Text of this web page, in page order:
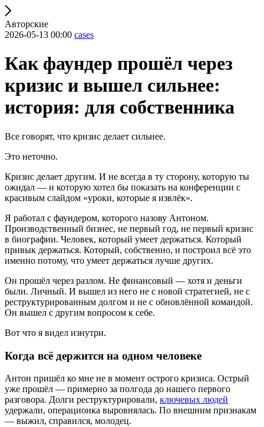
Авторские
2026-05-13 00:00 cases
Как фаундер прошёл через
кризис и вышел сильнее:
история: для собственника
Все говорят, что кризис делает сильнее.
Это неточно.
Кризис делает другим. И не всегда в ту сторону, которую ты
ожидал — и которую хотел бы показать на конференции с
красивым слайдом «уроки, которые я извлёк».
Я работал с фаундером, которого назову Антоном.
Производственный бизнес, не первый год, не первый кризис
в биографии. Человек, который умеет держаться. Который
привык держаться. Который, собственно, и построил всё это
именно потому, что умеет держаться лучше других.
Он прошёл через разлом. Не финансовый — хотя и деньги
были. Личный. И вышел из него не с новой стратегией, не с
реструктурированным долгом и не с обновлённой командой.
Он вышел с другим вопросом к себе.
Вот что я видел изнутри.
Когда всё держится на одном человеке
Антон пришёл ко мне не в момент острого кризиса. Острый
уже прошёл — примерно за полгода до нашего первого
разговора. Долги реструктурировали, ключевых людей
удержали, операционка выровнялась. По внешним признакам
— выжил, справился, молодец.